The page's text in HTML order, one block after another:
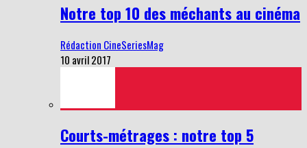
Notre top 10 des méchants au cinéma
Rédaction CineSeriesMag
10 avril 2017
Courts-métrages : notre top 5